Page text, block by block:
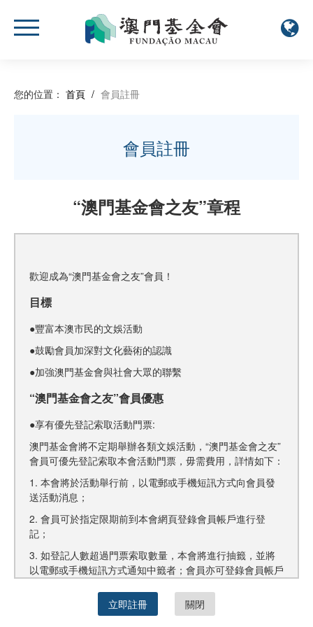
您的位置： 首頁 / 會員註冊
會員註冊
“澳門基金會之友”章程
歡迎成為“澳門基金會之友”會員！
目標
●豐富本澳市民的文娛活動
●鼓勵會員加深對文化藝術的認識
●加強澳門基金會與社會大眾的聯繫
“澳門基金會之友”會員優惠
●享有優先登記索取活動門票:
澳門基金會將不定期舉辦各類文娛活動，“澳門基金會之友”
會員可優先登記索取本會活動門票，毋需費用，詳情如下：
1. 本會將於活動舉行前，以電郵或手機短訊方式向會員發
送活動消息；
2. 會員可於指定限期前到本會網頁登錄會員帳戶進行登
記；
3. 如登記人數超過門票索取數量，本會將進行抽籤，並將
以電郵或手機短訊方式通知中籤者；會員亦可登錄會員帳戶
註：會員領取門票時必須出示有效之澳門居民身份證。
立即註冊 關閉